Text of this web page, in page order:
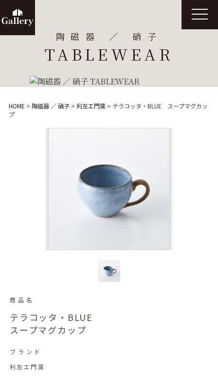
陶磁器 ／ 硝子
TABLEWEAR
t
o
g
i
HOME > 陶磁器 ／ 硝子> 利左エ門窯 > テラコッタ・BLUE スープマグカッ
プ
商品名
テラコッタ・BLUE
スープマグカップ
ブランド
利左エ門窯